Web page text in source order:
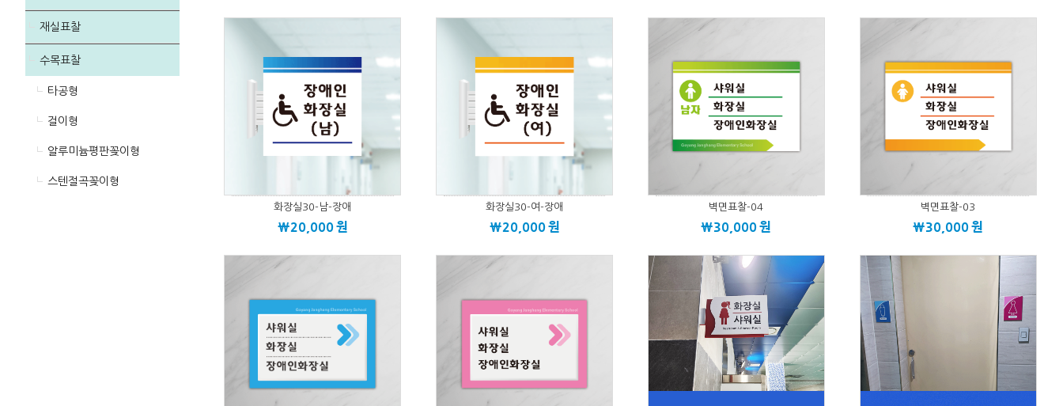
재실표찰
수목표찰
타공형
걸이형
알루미늄평판꽂이형
스텐절곡꽂이형
화장실30-남-장애
\20,000원
화장실30-여-장애
\20,000원
벽면표찰-04
\30,000원
벽면표찰-03
\30,000원